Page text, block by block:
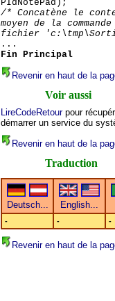
PIdNotePad);
/* Concatène le
moyen de la
fichier
...
Fin Principal
Revenir en haut de la
Voir aussi
LireCodeRetourpour
démarrer un service du
Revenir en haut de la
Traduction
- - -
Revenir en haut de la